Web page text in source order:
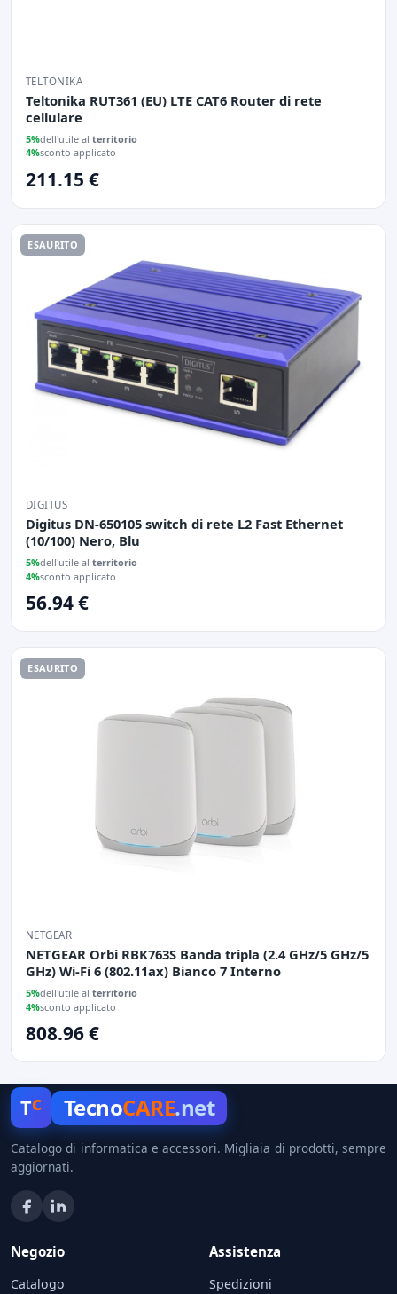
TELTONIKA
Teltonika RUT361 (EU) LTE CAT6 Router di rete
cellulare
5%dell'utile al territorio
4%sconto applicato
211.15 €
ESAURITO
DIGITUS
Digitus DN-650105 switch di rete L2 Fast Ethernet
(10/100) Nero, Blu
5%dell'utile al territorio
4%sconto applicato
56.94 €
ESAURITO
NETGEAR
NETGEAR Orbi RBK763S Banda tripla (2.4 GHz/5 GHz/5
GHz) Wi-Fi 6 (802.11ax) Bianco 7 Interno
5%dell'utile al territorio
4%sconto applicato
808.96 €
Tc TecnoCARE.net
Catalogo di informatica e accessori. Migliaia di prodotti, sempre
aggiornati.
Negozio
Catalogo
Assistenza
Spedizioni